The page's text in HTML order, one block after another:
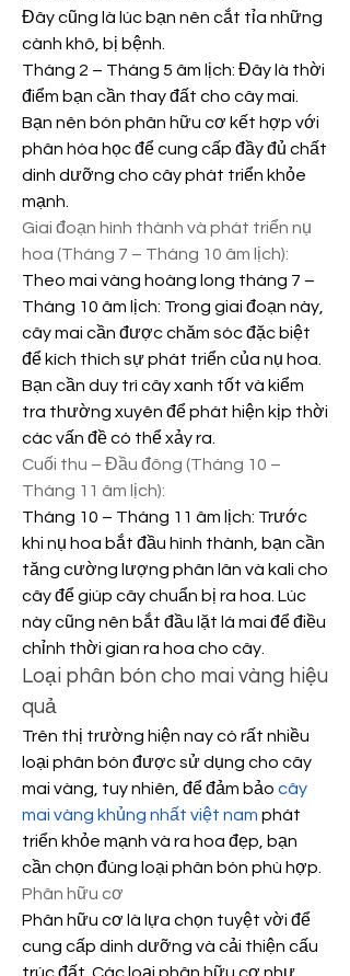
Đây cũng là lúc bạn nên cắt tỉa những
cành khô, bị bệnh.
Tháng 2 – Tháng 5 âm lịch: Đây là thời
điểm bạn cần thay đất cho cây mai.
Bạn nên bón phân hữu cơ kết hợp với
phân hóa học để cung cấp đầy đủ chất
dinh dưỡng cho cây phát triển khỏe
mạnh.
Giai đoạn hình thành và phát triển nụ
hoa (Tháng 7 – Tháng 10 âm lịch):
Theo mai vàng hoàng long tháng 7 –
Tháng 10 âm lịch: Trong giai đoạn này,
cây mai cần được chăm sóc đặc biệt
để kích thích sự phát triển của nụ hoa.
Bạn cần duy trì cây xanh tốt và kiểm
tra thường xuyên để phát hiện kịp thời
các vấn đề có thể xảy ra.
Cuối thu – Đầu đông (Tháng 10 –
Tháng 11 âm lịch):
Tháng 10 – Tháng 11 âm lịch: Trước
khi nụ hoa bắt đầu hình thành, bạn cần
tăng cường lượng phân lân và kali cho
cây để giúp cây chuẩn bị ra hoa. Lúc
này cũng nên bắt đầu lặt lá mai để điều
chỉnh thời gian ra hoa cho cây.
Loại phân bón cho mai vàng hiệu
quả
Trên thị trường hiện nay có rất nhiều
loại phân bón được sử dụng cho cây
mai vàng, tuy nhiên, để đảm bảo cây
mai vàng khủng nhất việt nam phát
triển khỏe mạnh và ra hoa đẹp, bạn
cần chọn đúng loại phân bón phù hợp.
Phân hữu cơ
Phân hữu cơ là lựa chọn tuyệt vời để
cung cấp dinh dưỡng và cải thiện cấu